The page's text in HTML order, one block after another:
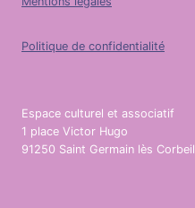
Politique de confidentialité
Espace culturel et associatif
1 place Victor Hugo
91250 Saint Germain lès Corbeil